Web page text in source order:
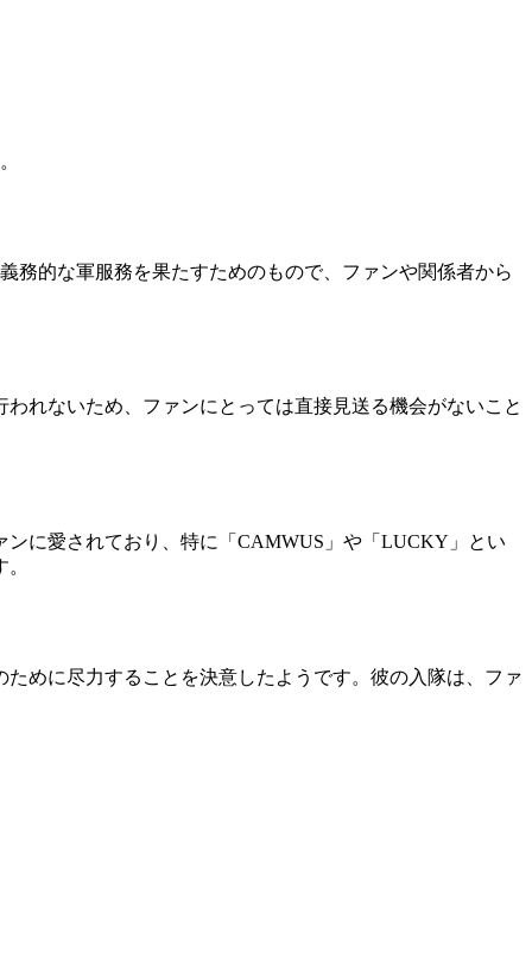
務的な軍服務を果たすためのもので、ファンや関係者から
れないため、ファンにとっては直接見送る機会がないこと
に愛されており、特に「CAMWUS」や「LUCKY」とい
めに尽力することを決意したようです。彼の入隊は、ファ